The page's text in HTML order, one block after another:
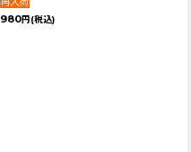
980円 (税込)